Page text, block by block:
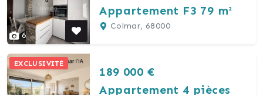
6
Appartement F3 79 m²
Colmar, 68000
EXCLUSIVITÉ
189 000 €
Appartement 4 pièces